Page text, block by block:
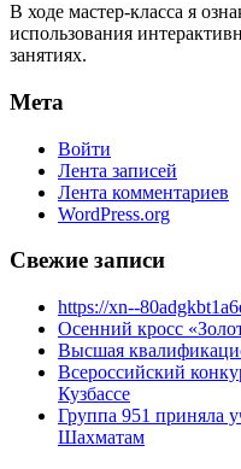
В ходе мастер-класса я
использования
занятиях.
Мета
Войти
Лента записей
Лента комментариев
WordPress.org
Свежие записи
https://xn--
Осенний кросс
Высшая
Всероссийский
Кузбассе
Группа 951 приняла
Шахматам